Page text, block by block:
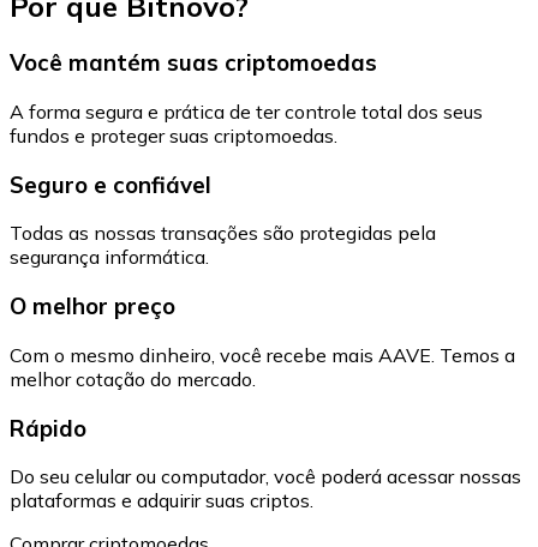
Você mantém suas criptomoedas
A forma segura e prática de ter controle total dos seus
fundos e proteger suas criptomoedas.
Seguro e confiável
Todas as nossas transações são protegidas pela
segurança informática.
O melhor preço
Com o mesmo dinheiro, você recebe mais AAVE. Temos a
melhor cotação do mercado.
Rápido
Do seu celular ou computador, você poderá acessar nossas
plataformas e adquirir suas criptos.